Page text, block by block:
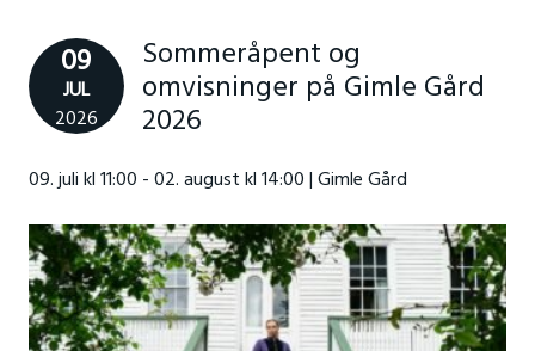
09
JUL
2026
Sommeråpent og
omvisninger på Gimle Gård
2026
09. juli kl 11:00 - 02. august kl 14:00 | Gimle Gård